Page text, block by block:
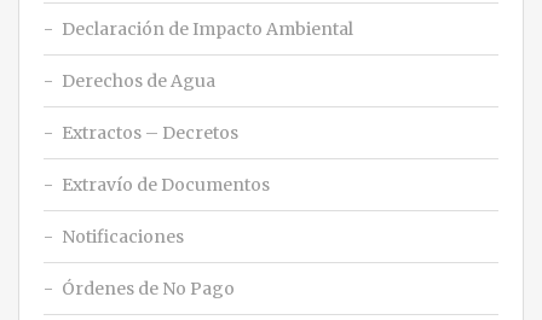
Declaración de Impacto Ambiental
Derechos de Agua
Extractos – Decretos
Extravío de Documentos
Notificaciones
Órdenes de No Pago